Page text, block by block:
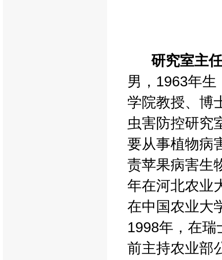
研究室主
男，1963年
学院教授、博
虫害防控研究
要从事植物病
责苹果病害生
年在河北农业
在中国农业大
1998年，在
前主持农业部